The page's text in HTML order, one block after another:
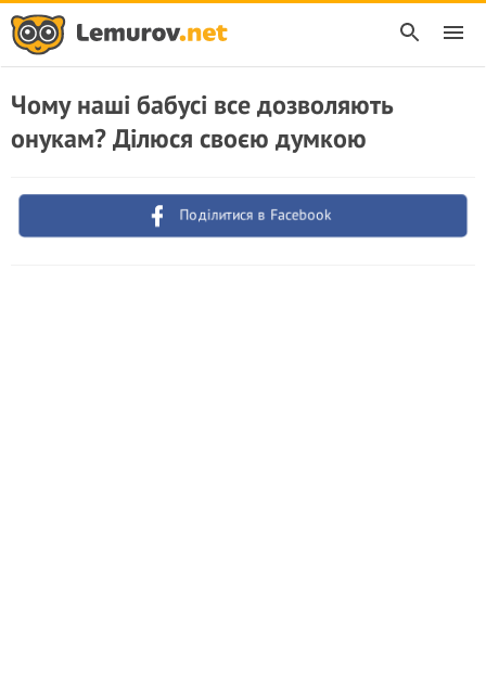
Чому наші бабусі все дозволяють
онукам? Ділюся своєю думкою
Поділитися в Facebook